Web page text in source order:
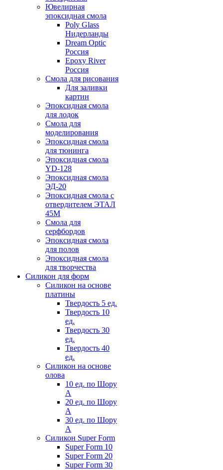
Ювелирная
эпоксидная смола
Poly Glass
Нидерланды
Dream Optic
Россия
Epoxy River
Россия
Смола для рисования
Для заливки
картин
Эпоксидная смола
для лодок
Смола для
моделирования
Эпоксидная смола
для тюнинга
Эпоксидная смола
YD-128
Эпоксидная смола
ЭД-20
Эпоксидная смола с
отвердителем ЭТАЛ
45М
Смола для
серфбордов
Эпоксидная смола
для полов
Эпоксидная смола
для творчества
Силикон для форм
Силикон на основе
платины
Твердость 5 ед.
Твердость 10
ед.
Твердость 30
ед.
Твердость 40
ед.
Силикон на основе
олова
10 ед. по Шору
А
20 ед. по Шору
А
30 ед. по Шору
А
Силикон Super Form
Super Form 10
Super Form 20
Super Form 30